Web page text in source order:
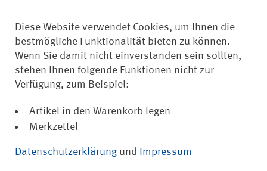
Diese Website verwendet Cookies, um Ihnen die
bestmögliche Funktionalität bieten zu können.
Wenn Sie damit nicht einverstanden sein sollten,
stehen Ihnen folgende Funktionen nicht zur
Verfügung, zum Beispiel:
Artikel in den Warenkorb legen
Merkzettel
Datenschutzerklärung und Impressum